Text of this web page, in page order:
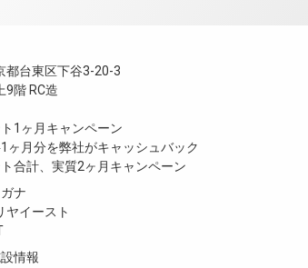
台東区下谷3-20-3
階 RC造
1ヶ月キャンペーン
ヶ月分を弊社がキャッシュバック
合計、実質2ヶ月キャンペーン
ナ
ヤイースト
情報